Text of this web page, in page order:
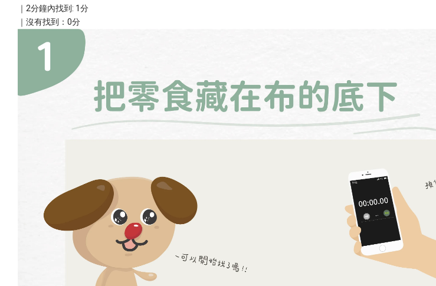
｜2分鐘內找到: 1分
｜沒有找到：0分